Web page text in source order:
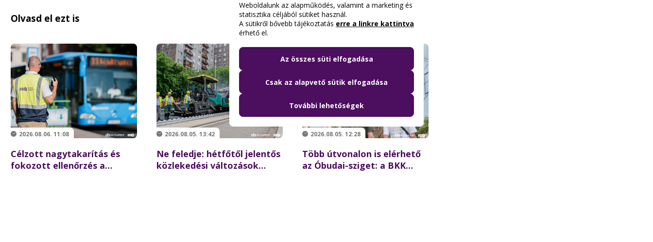
Olvasd el ezt is
2026.08.06. 11:08
Célzott nagytakarítás és
fokozott ellenőrzés a
2026.08.05. 13:42
Ne feledje: hétfőtől jelentős
közlekedési változások
2026.08.05. 12:28
Több útvonalon is elérhető
az Óbudai-sziget: a BKK
Weboldalunk az alapműködés, valamint a marketing és
statisztika céljából sütiket használ.
A sütikről bővebb tájékoztatás erre a linkre kattintva
érhető el.
Az összes süti elfogadása
Csak az alapvető sütik elfogadása
További lehetőségek